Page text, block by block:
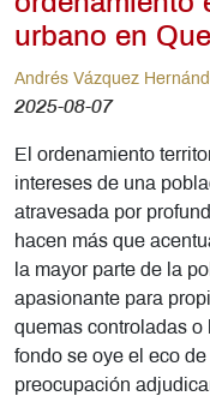
urbano en
Andrés Vázquez
2025-08-07
El ordenamiento
intereses de una
atravesada por
hacen más que
la mayor parte de la
apasionante para
quemas controladas o
fondo se oye el eco
preocupación